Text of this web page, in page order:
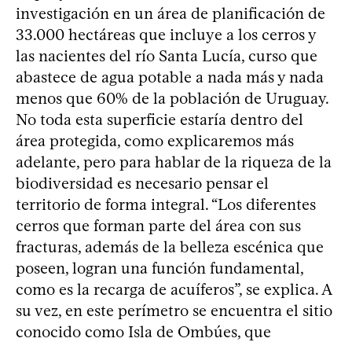
investigación en un área de planificación de
33.000 hectáreas que incluye a los cerros y
las nacientes del río Santa Lucía, curso que
abastece de agua potable a nada más y nada
menos que 60% de la población de Uruguay.
No toda esta superficie estaría dentro del
área protegida, como explicaremos más
adelante, pero para hablar de la riqueza de la
biodiversidad es necesario pensar el
territorio de forma integral. “Los diferentes
cerros que forman parte del área con sus
fracturas, además de la belleza escénica que
poseen, logran una función fundamental,
como es la recarga de acuíferos”, se explica. A
su vez, en este perímetro se encuentra el sitio
conocido como Isla de Ombúes, que